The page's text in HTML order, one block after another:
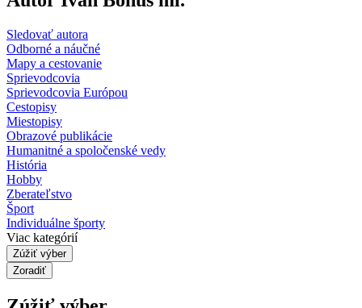
Sledovať autora
Odborné a náučné
Mapy a cestovanie
Sprievodcovia
Sprievodcovia Európou
Cestopisy
Miestopisy
Obrazové publikácie
Humanitné a spoločenské vedy
História
Hobby
Zberateľstvo
Šport
Individuálne športy
Viac kategórií
Zúžiť výber
Zoradiť